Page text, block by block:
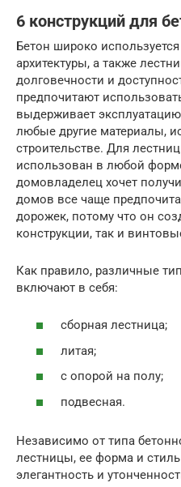
6 конструкций для
Бетон широко
архитектуры, а также
долговечности и
предпочитают
выдерживает
любые другие материалы,
строительстве. Для
использован в любой
домовладелец хочет
домов все чаще
дорожек, потому что он
конструкции, так и
Как правило, различные
включают в себя:
сборная лестница;
литая;
с опорой на полу;
подвесная.
Независимо от типа
лестницы, ее форма и
элегантность и